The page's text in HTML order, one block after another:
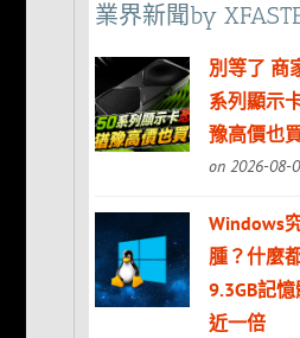
業界新聞by
別等了 商
系列顯示
豫高價也
on 2026-08-
Windows
腫？什麼
9.3GB記
近一倍